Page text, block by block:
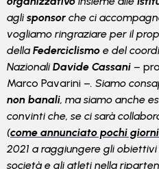
agli sponsor che ci
vogliamo ringraziare per il
della Federciclismo e del
Nazionali Davide Cassani –
Marco Pavarini –. Siamo
non banali, ma siamo anche
convinti che, se ci sarà
(come annunciato pochi
2021 a raggiungere gli
società e gli atleti nella